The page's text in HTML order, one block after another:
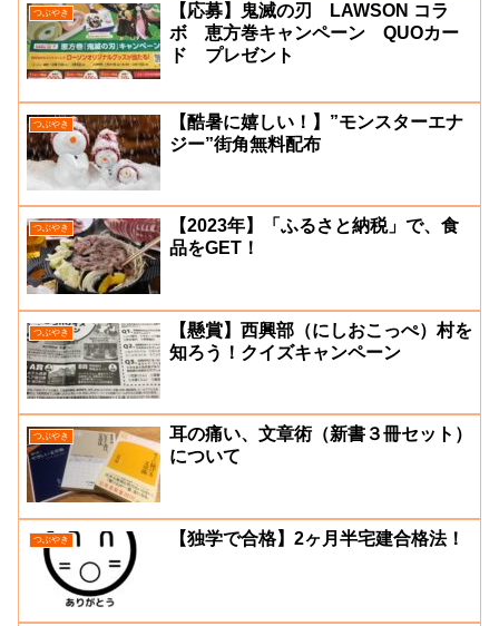
つぶやき
【応募】鬼滅の刃 LAWSON コラ
ボ 恵方巻キャンペーン QUOカー
ド プレゼント
つぶやき
【酷暑に嬉しい！】”モンスターエナ
ジー”街角無料配布
つぶやき
【2023年】「ふるさと納税」で、食
品をGET！
つぶやき
【懸賞】西興部（にしおこっぺ）村を
知ろう！クイズキャンペーン
つぶやき
耳の痛い、文章術（新書３冊セット）
について
つぶやき 【独学で合格】2ヶ月半宅建合格法！